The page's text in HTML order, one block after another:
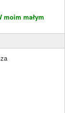
moim małym